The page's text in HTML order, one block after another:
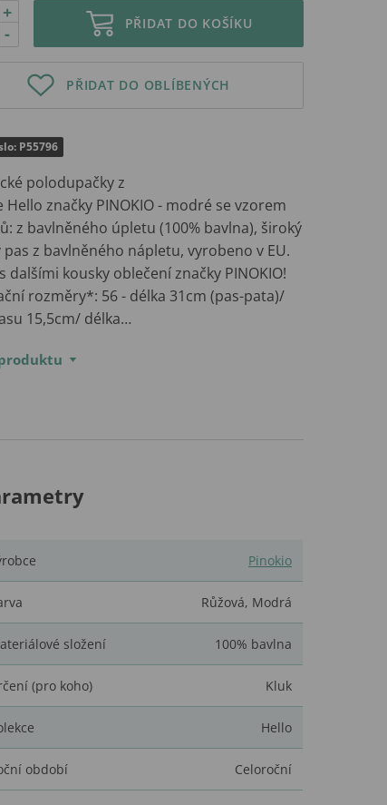
-
+
PŘIDAT DO KOŠÍKU
PŘIDAT DO OBLÍBENÝCH
P55796
polodupačky z
Hello značky PINOKIO - modré se vzorem
z bavlněného úpletu (100% bavlna), široký
z bavlněného nápletu, vyrobeno v EU.
dalšími kousky oblečení značky PINOKIO!
rozměry*: 56 - délka 31cm (pas-pata)/
15,5cm/ délka…
Pinokio
Růžová, Modrá
složení 100% bavlna
(pro koho) Kluk
Hello
období Celoroční